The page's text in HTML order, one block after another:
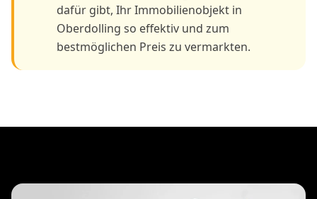
dafür gibt, Ihr Immobilienobjekt in
Oberdolling so effektiv und zum
bestmöglichen Preis zu vermarkten.